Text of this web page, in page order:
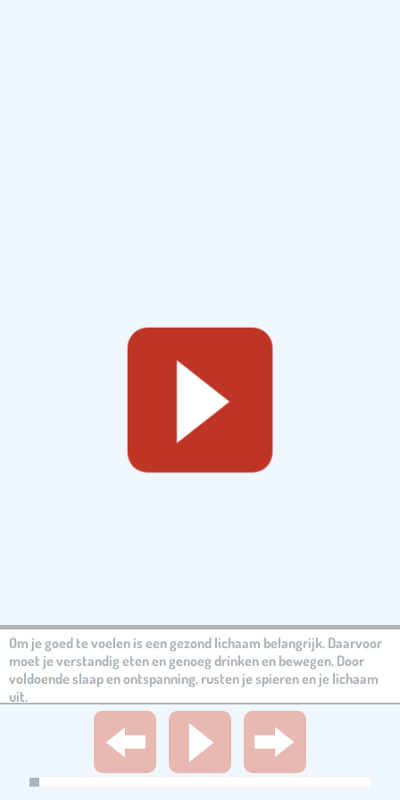
Om je goed te voelen is een gezond lichaam belangrijk. Daarvoor
moet je verstandig eten en genoeg drinken en bewegen. Door
voldoende slaap en ontspanning, rusten je spieren en je lichaam
uit.